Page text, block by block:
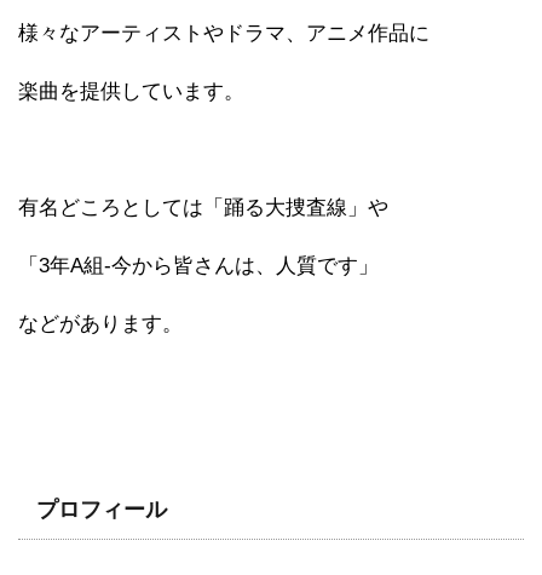
様々なアーティストやドラマ、アニメ作品に
楽曲を提供しています。
有名どころとしては「踊る大捜査線」や
「3年A組-今から皆さんは、人質です」
などがあります。
プロフィール